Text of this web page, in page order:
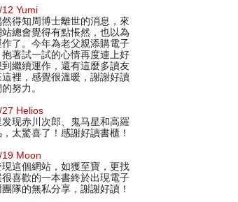
Yumi
得知周博士離世的消息，來
總會覺得有點悵然，也以為
了。今年為老父親添購電子
抱著試一試的心情再度連上好
繼續運作，還有這麼多讀友
裡，感覺很溫暖，謝謝好讀
努力。
Helios
现赤川次郎、鬼马星和高羅
太驚喜了！感謝好讀書櫃！
Moon
這個網站，如獲至寶，更找
喜歡的一本書終於出現電子
隊的無私分享，謝謝好讀！